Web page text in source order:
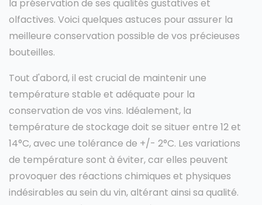
la préservation de ses qualités gustatives et
olfactives. Voici quelques astuces pour assurer la
meilleure conservation possible de vos précieuses
bouteilles.
Tout d'abord, il est crucial de maintenir une
température stable et adéquate pour la
conservation de vos vins. Idéalement, la
température de stockage doit se situer entre 12 et
14°C, avec une tolérance de +/- 2°C. Les variations
de température sont à éviter, car elles peuvent
provoquer des réactions chimiques et physiques
indésirables au sein du vin, altérant ainsi sa qualité.